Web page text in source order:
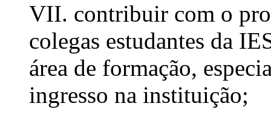
VII. contribuir com o
colegas estudantes da
área de formação,
ingresso na instituição;